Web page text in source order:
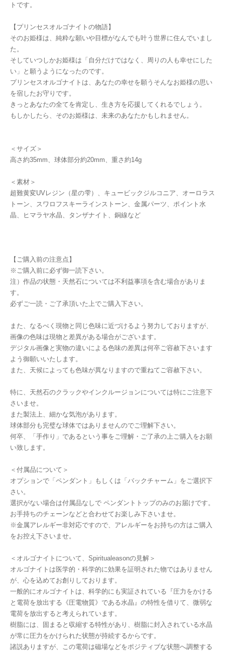
トです。
【プリンセスオルゴナイトの物語】
そのお姫様は、純粋な願いや目標がなんでも叶う世界に住んでいまし
た。
そしていつしかお姫様は「自分だけではなく、周りの人も幸せにした
い」と願うようになったのです。
プリンセスオルゴナイトは、あなたの幸せを願うそんなお姫様の思い
を宿したお守りです。
きっとあなたの全てを肯定し、生き方を応援してくれるでしょう。
もしかしたら、そのお姫様は、未来のあなたかもしれません。
＜サイズ＞
高さ約35mm、球体部分約20mm、重さ約14g
＜素材＞
超難黄変UVレジン（星の雫）、キュービックジルコニア、オーロラス
トーン、スワロフスキーラインストーン、金属パーツ、ポイント水
晶、ヒマラヤ水晶、タンザナイト、銅線など
【ご購入前の注意点】
※ご購入前に必ず御一読下さい。
注）作品の状態・天然石については不利益事項を含む場合がありま
す。
必ずご一読・ご了承頂いた上でご購入下さい。
また、なるべく現物と同じ色味に近づけるよう努力しておりますが、
画像の色味は現物と差異がある場合がございます。
デジタル画像と実物の違いによる色味の差異は何卒ご容赦下さいます
よう御願いいたします。
また、天候によっても色味が異なりますので重ねてご容赦下さい。
特に、天然石のクラックやインクルージョンについては特にご注意下
さいませ。
また製法上、細かな気泡があります。
球体部分も完璧な球体ではありませんのでご理解下さい。
何卒、「手作り」であるという事をご理解・ご了承の上ご購入をお願
い致します。
＜付属品について＞
オプションで「ペンダント」もしくは「バックチャーム」をご選択下
さい。
選択がない場合は付属品なしで ペンダントトップのみのお届けです。
お手持ちのチェーンなどと合わせてお楽しみ下さいませ。
※金属アレルギー非対応ですので、アレルギーをお持ちの方はご購入
をお控え下さいませ。
＜オルゴナイトについて、Spiritualeasonの見解＞
オルゴナイトは医学的・科学的に効果を証明された物ではありません
が、心を込めてお創りしております。
一般的にオルゴナイトは、科学的にも実証されている『圧力をかける
と電荷を放出する《圧電物質》である水晶』の特性を借りて、微弱な
電荷を放出すると考えられています。
樹脂には、固まると収縮する特性があり、樹脂に封入されている水晶
が常に圧力をかけられた状態が持続するからです。
諸説ありますが、この電荷は磁場などをポジティブな状態へ調整する